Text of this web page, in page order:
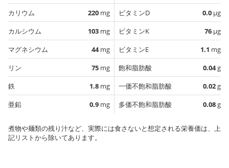
カリウム
220 mg
カルシウム
103 mg
マグネシウム
44mg
リン
75 mg
鉄
1.8 mg
亜鉛
0.9 mg
ビタミンD
0.0 µg
ビタミンK
76 µg
ビタミンE
1.1 mg
飽和脂肪酸
0.04g
一価不飽和脂肪酸
0.02g
多価不飽和脂肪酸
0.08g
煮物や麺類の残り汁など、実際には食さないと想定される栄養価は、上
記リストから除いてあります。